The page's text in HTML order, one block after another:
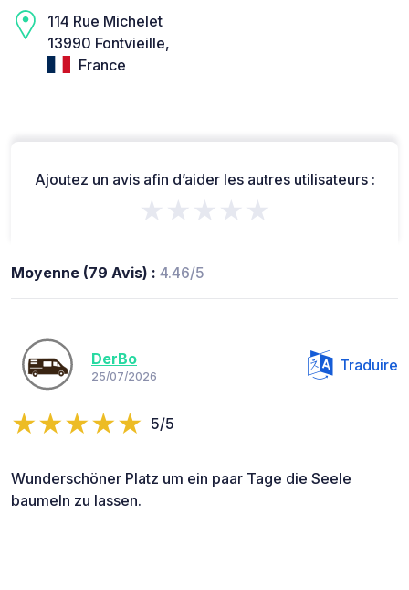
114 Rue Michelet
13990 Fontvieille,
France
Ajoutez un avis afin d’aider les autres utilisateurs :
★★★★★
Moyenne (79 Avis) : 4.46/5
DerBo
25/07/2026
Traduire
5/5
Wunderschöner Platz um ein paar Tage die Seele
baumeln zu lassen.